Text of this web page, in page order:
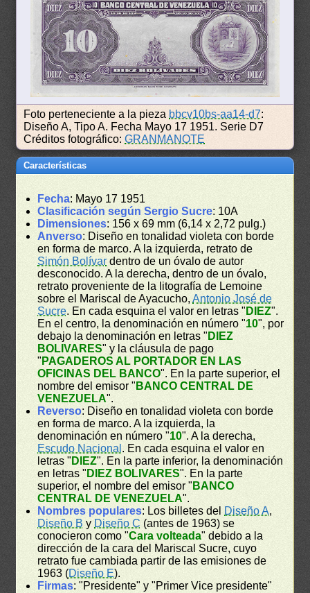
Foto perteneciente a la pieza bbcv10bs-aa14-d7:
Diseño A, Tipo A. Fecha Mayo 17 1951. Serie D7
Créditos fotográfico:GRANMANOTE
Características
Fecha: Mayo 17 1951
Clasificación según Sergio Sucre: 10A
Dimensiones: 156 x 69 mm (6,14 x 2,72 pulg.)
Anverso: Diseño en tonalidad violeta con borde
en forma de marco. A la izquierda, retrato de
Simón Bolívar dentro de un óvalo de autor
desconocido. A la derecha, dentro de un óvalo,
retrato proveniente de la litografía de Lemoine
sobre el Mariscal de Ayacucho,Antonio José de
Sucre. En cada esquina el valor en letras " DIEZ".
En el centro, la denominación en número "10", por
debajo la denominación en letras " DIEZ
BOLIVARES" y la cláusula de pago
" PAGADEROS AL PORTADOR EN LAS
OFICINAS DEL BANCO". En la parte superior, el
nombre del emisor " BANCO CENTRAL DE
VENEZUELA".
Reverso: Diseño en tonalidad violeta con borde
en forma de marco. A la izquierda, la
denominación en número "10". A la derecha,
Escudo Nacional . En cada esquina el valor en
letras " DIEZ". En la parte inferior, la denominación
en letras " DIEZ BOLIVARES". En la parte
superior, el nombre del emisor " BANCO
CENTRAL DE VENEZUELA".
Nombres populares: Los billetes del Diseño A,
Diseño B y Diseño C (antes de 1963) se
conocieron como "Cara volteada" debido a la
dirección de la cara del Mariscal Sucre, cuyo
retrato fue cambiada partir de las emisiones de
1963 (Diseño E).
Firmas: "Presidente" y "Primer Vice presidente"